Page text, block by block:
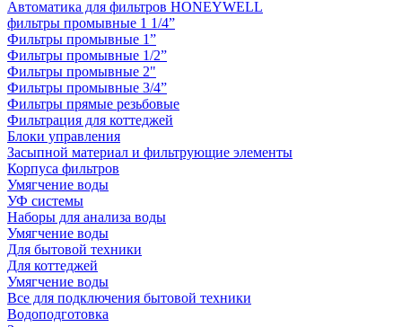
Автоматика для фильтров HONEYWELL
фильтры промывные 1 1/4”
Фильтры промывные 1”
Фильтры промывные 1/2”
Фильтры промывные 2"
Фильтры промывные 3/4”
Фильтры прямые резьбовые
Фильтрация для коттеджей
Блоки управления
Засыпной материал и фильтрующие элементы
Корпуса фильтров
Умягчение воды
УФ системы
Наборы для анализа воды
Умягчение воды
Для бытовой техники
Для коттеджей
Умягчение воды
Все для подключения бытовой техники
Водоподготовка